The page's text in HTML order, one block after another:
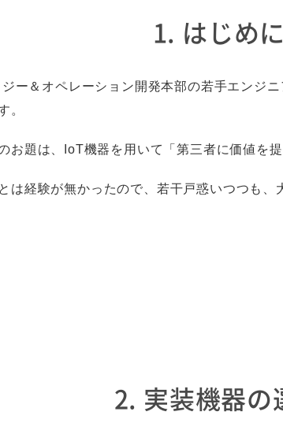
1. はじめに
ー＆オペレーション開発本部の若手エンジ
。
お題は、IoT機器を用いて「第三者に価値を
は経験が無かったので、若干戸惑いつつも、
2. 実装機器の